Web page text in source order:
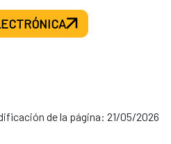
de la página: 21/05/2026